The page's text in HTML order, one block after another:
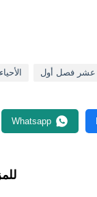
عشر فصل أول الأحياء